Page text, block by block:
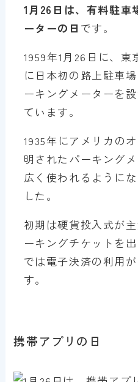
1月26日は、有料駐車
ーターの日 です。
1959年1月26日に、
に日本初の路上駐車
ーキングメーターを
ています。
1935年にアメリカの
明されたパーキング
広く使われるように
した。
初期は硬貨投入式が
ーキングチケットを
では電子決済の利用
す。
携帯アプリの日